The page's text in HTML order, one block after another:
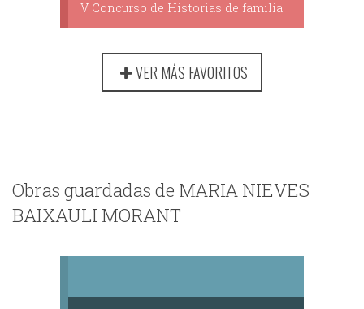
V Concurso de Historias de familia
VER MÁS FAVORITOS
Obras guardadas de MARIA NIEVES
BAIXAULI MORANT